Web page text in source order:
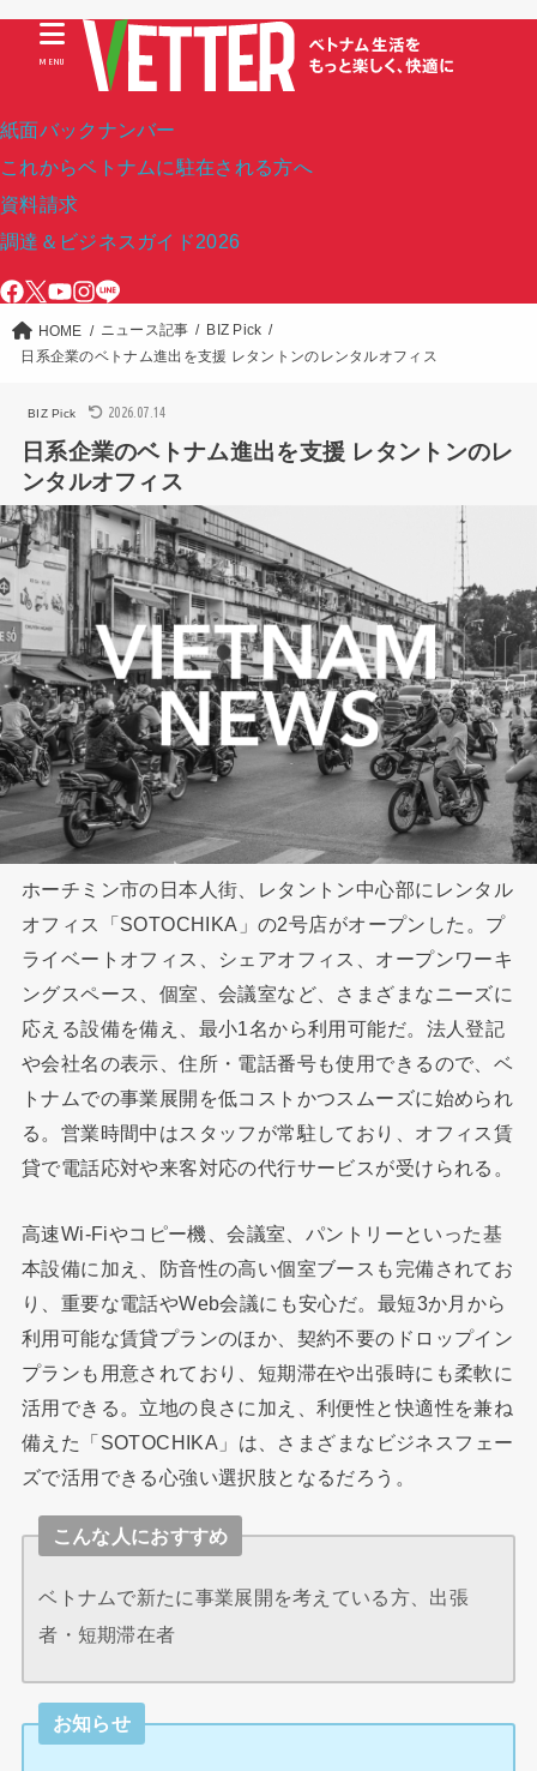
紙面バックナンバー
これからベトナムに駐在される方へ
資料請求
調達＆ビジネスガイド2026
MENU
HOME ニュース記事
BIZ Pick
日系企業のベトナム進出を支援 レタントンのレンタルオフィス
BIZ Pick 2026.07.14
日系企業のベトナム進出を支援 レタントンのレ
ンタルオフィス
ホーチミン市の日本人街、レタントン中心部にレンタル
オフィス「SOTOCHIKA」の2号店がオープンした。プ
ライベートオフィス、シェアオフィス、オープンワーキ
ングスペース、個室、会議室など、さまざまなニーズに
応える設備を備え、最小1名から利用可能だ。法人登記
や会社名の表示、住所・電話番号も使用できるので、ベ
トナムでの事業展開を低コストかつスムーズに始められ
る。営業時間中はスタッフが常駐しており、オフィス賃
貸で電話応対や来客対応の代行サービスが受けられる。
高速Wi-Fiやコピー機、会議室、パントリーといった基
本設備に加え、防音性の高い個室ブースも完備されてお
り、重要な電話やWeb会議にも安心だ。最短3か月から
利用可能な賃貸プランのほか、契約不要のドロップイン
プランも用意されており、短期滞在や出張時にも柔軟に
活用できる。立地の良さに加え、利便性と快適性を兼ね
備えた「SOTOCHIKA」は、さまざまなビジネスフェー
ズで活用できる心強い選択肢となるだろう。
こんな人におすすめ
ベトナムで新たに事業展開を考えている方、出張
者・短期滞在者
お知らせ